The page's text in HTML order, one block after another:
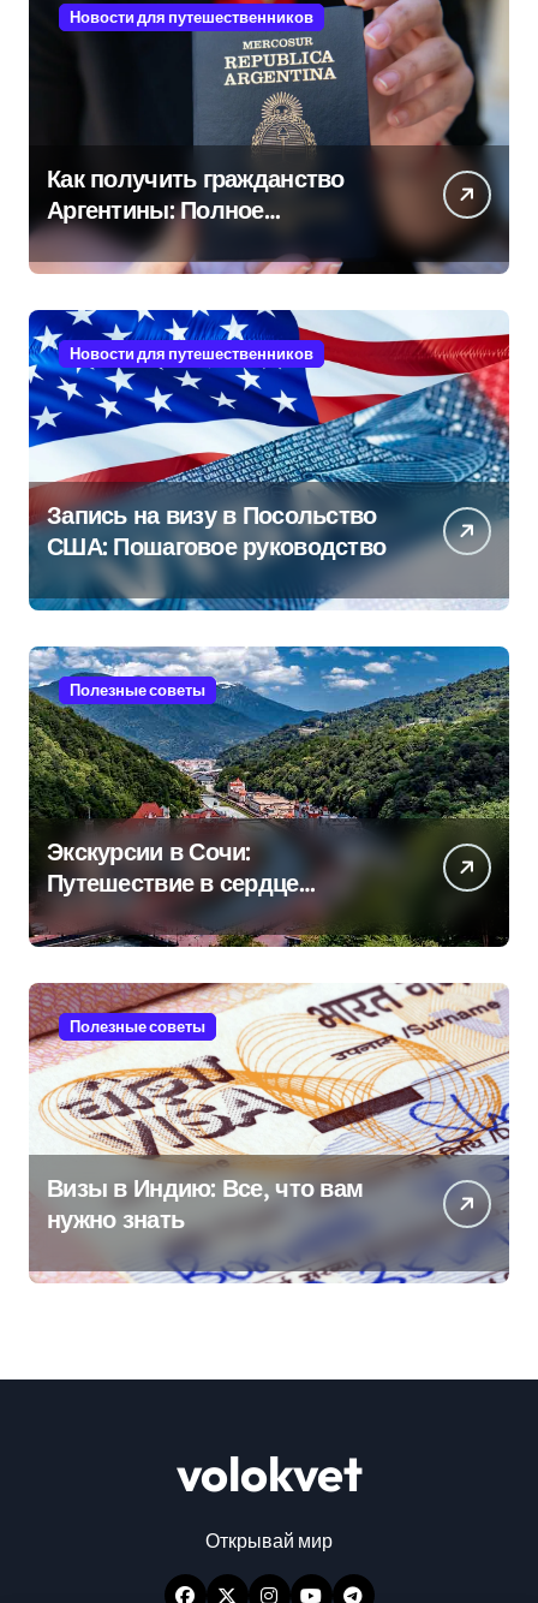
Новости для путешественников
Как получить гражданство
Аргентины: Полное
руководство
Новости для путешественников
Запись на визу в Посольство
США: Пошаговое руководство
Полезные советы
Экскурсии в Сочи:
Путешествие в сердце
Черноморского курорта
Полезные советы
Визы в Индию: Все, что вам
нужно знать
volokvet
Открывай мир